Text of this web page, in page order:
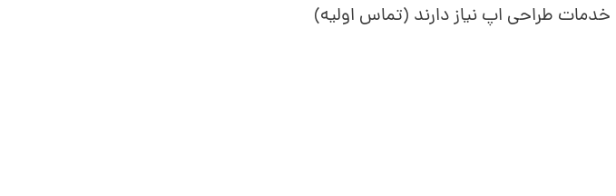
طراحی اپ نیاز دارند (تماس اولیه)